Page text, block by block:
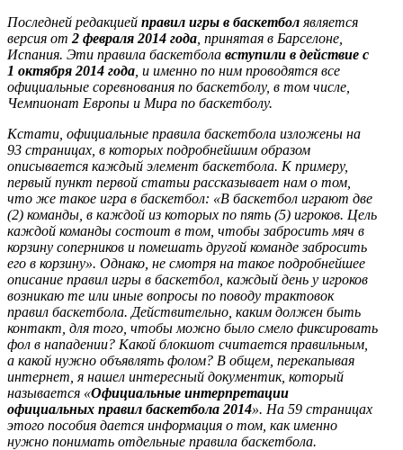
Последней редакцией правил игры в баскетбол является
версия от 2 февраля 2014 года , принятая в Барселоне,
Испания. Эти правила баскетбола вступили в действие с
1 октября 2014 года , и именно по ним проводятся все
официальные соревнования по баскетболу, в том числе,
Чемпионат Европы и Мира по баскетболу.
Кстати, официальные правила баскетбола изложены на
93 страницах, в которых подробнейшим образом
описывается каждый элемент баскетбола. К примеру,
первый пункт первой статьи рассказывает нам о том,
что же такое игра в баскетбол: «В баскетбол играют две
(2) команды, в каждой из которых по пять (5) игроков. Цель
каждой команды состоит в том, чтобы забросить мяч в
корзину соперников и помешать другой команде забросить
его в корзину». Однако, не смотря на такое подробнейшее
описание правил игры в баскетбол, каждый день у игроков
возникаю те или иные вопросы по поводу трактовок
правил баскетбола. Действительно, каким должен быть
контакт, для того, чтобы можно было смело фиксировать
фол в нападении? Какой блокшот считается правильным,
а какой нужно объявлять фолом? В общем, перекапывая
интернет, я нашел интересный документик, который
называется «Официальные интерпретации
официальных правил баскетбола 2014». На 59 страницах
этого пособия дается информация о том, как именно
нужно понимать отдельные правила баскетбола.